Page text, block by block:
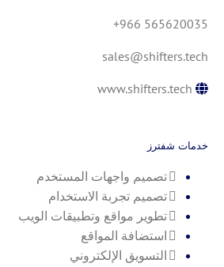
+966 565620035
sales@shifters.tech
www.shifters.tech
خدمات شفترز
تصميم واجهات المستخدم
تصميم تجربة الاستخدام
تطوير مواقع وتطبيقات الويب
استضافة المواقع
التسويق الإلكتروني